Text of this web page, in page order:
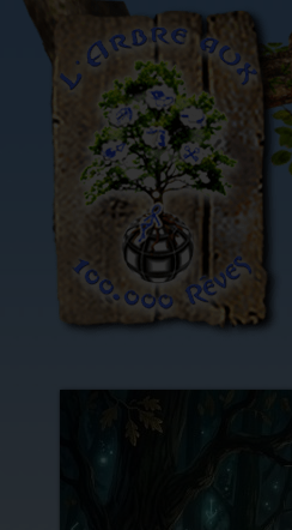
L'Arbre aux 100.000 Rêves